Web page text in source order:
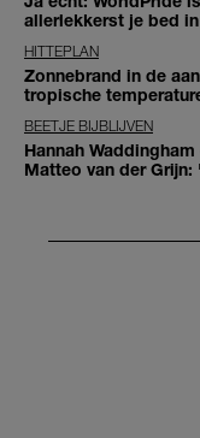
allerlekkerst je bed
HITTEPLAN
Zonnebrand in de
tropische
BEETJE BIJBLIJVEN
Hannah
Matteo van der